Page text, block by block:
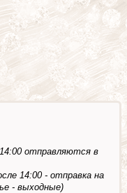
отправляются в
14:00 - отправка на
- выходные)